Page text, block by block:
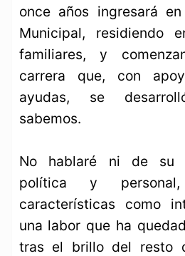
once años ingresará
Municipal, residiendo
familiares, y
carrera que, con
ayudas, se
sabemos.
No hablaré ni de su
política y
características como
una labor que ha
tras el brillo del resto